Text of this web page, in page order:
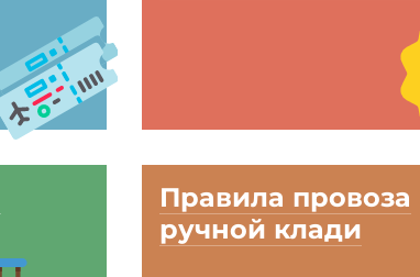
Правила провоза
ручной клади